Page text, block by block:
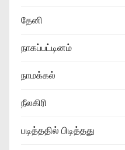
தேனி
நாகப்பட்டினம்
நாமக்கல்
நீலகிரி
படித்ததில் பிடித்தது